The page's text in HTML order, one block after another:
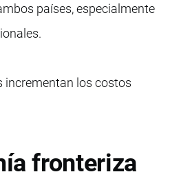
países, especialmente
incrementan los costos
fronteriza